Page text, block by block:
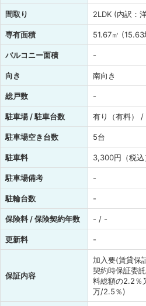
間取り 2LDK (内訳：
専有面積 51.67㎡ (15.63
バルコニー面積 -
向き 南向き
総戸数 -
駐車場 / 駐車台数 有り（有料） /
駐車場空き台数 5台
駐車料 3,300円（税込
駐車場備考 -
駐輪台数 -
保険料 / 保険契約年数 - / -
更新料 -
保証内容
加入要(賃貸保
契約時保証委
料総額の2.2％
万/2.5％)